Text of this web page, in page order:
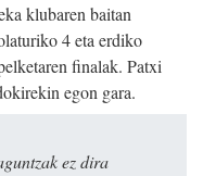
klubaren baitan
4 eta erdiko
finalak. Patxi
egon gara.
ez dira